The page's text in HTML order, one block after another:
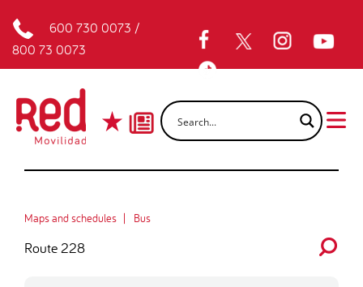
600 730 0073 /
800 73 0073
Maps and schedules Bus
Route 228